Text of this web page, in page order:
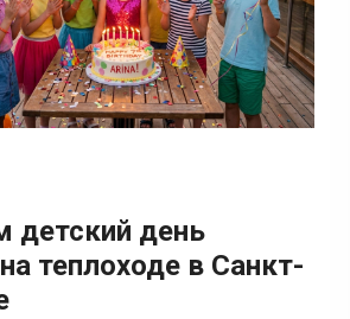
детский день
теплоходе в Санкт-